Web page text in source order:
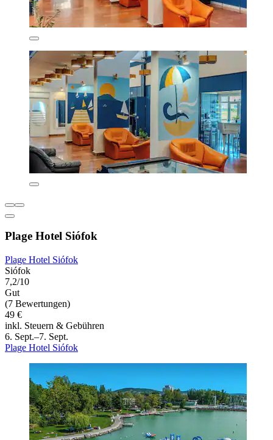
Plage Hotel Siófok
Plage Hotel Siófok
Siófok
7,2/10
Gut
(7 Bewertungen)
49 €
inkl. Steuern & Gebühren
6. Sept.–7. Sept.
Plage Hotel Siófok